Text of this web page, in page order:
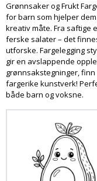
Grønnsaker og Frukt
for barn som hjelper
kreativ måte. Fra saftige
ferske salater – det
utforske. Fargelegging
gir en avslappende
grønnsakstegninger,
fargerike kunstverk!
både barn og voksne.